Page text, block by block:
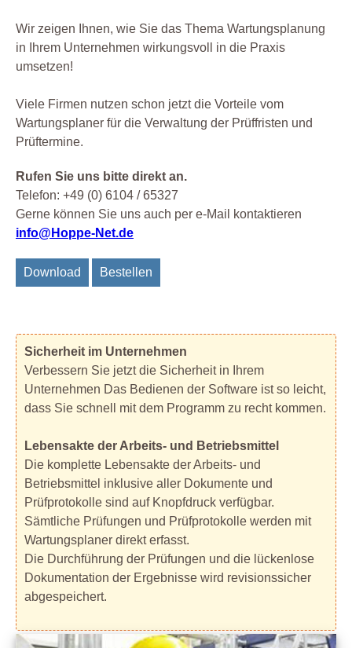
Wir zeigen Ihnen, wie Sie das Thema Wartungsplanung
in Ihrem Unternehmen wirkungsvoll in die Praxis
umsetzen!
Viele Firmen nutzen schon jetzt die Vorteile vom
Wartungsplaner für die Verwaltung der Prüffristen und
Prüftermine.
Rufen Sie uns bitte direkt an.
Telefon: +49 (0) 6104 / 65327
Gerne können Sie uns auch per e-Mail kontaktieren
info@Hoppe-Net.de
Download Bestellen
Sicherheit im Unternehmen
Verbessern Sie jetzt die Sicherheit in Ihrem
Unternehmen Das Bedienen der Software ist so leicht,
dass Sie schnell mit dem Programm zu recht kommen.
Lebensakte der Arbeits- und Betriebsmittel
Die komplette Lebensakte der Arbeits- und
Betriebsmittel inklusive aller Dokumente und
Prüfprotokolle sind auf Knopfdruck verfügbar.
Sämtliche Prüfungen und Prüfprotokolle werden mit
Wartungsplaner direkt erfasst.
Die Durchführung der Prüfungen und die lückenlose
Dokumentation der Ergebnisse wird revisionssicher
abgespeichert.